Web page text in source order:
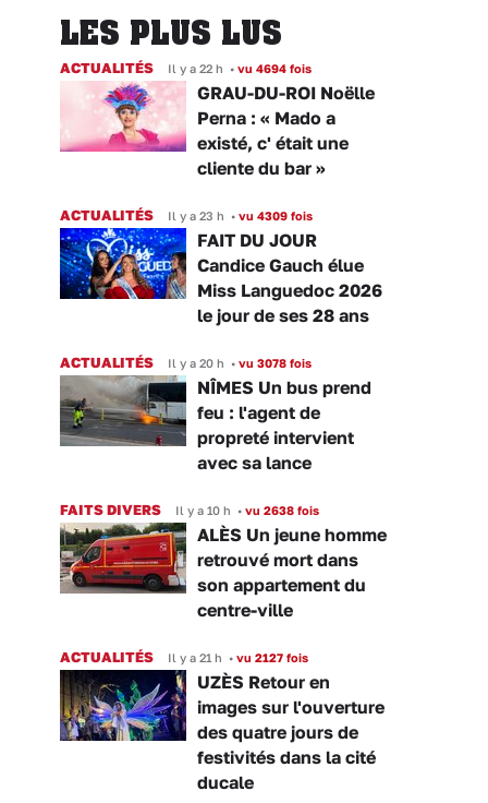
LES PLUS LUS
ACTUALITÉS Il y a 22 h • vu 4694 fois
GRAU-DU-ROI Noëlle
Perna : « Mado a
existé, c' était une
cliente du bar »
ACTUALITÉS Il y a 23 h • vu 4309 fois
FAIT DU JOUR
Candice Gauch élue
Miss Languedoc 2026
le jour de ses 28 ans
ACTUALITÉS Il y a 20 h • vu 3078 fois
NÎMES Un bus prend
feu : l'agent de
propreté intervient
avec sa lance
FAITS DIVERS Il y a 10 h • vu 2638 fois
ALÈS Un jeune homme
retrouvé mort dans
son appartement du
centre-ville
ACTUALITÉS Il y a 21 h • vu 2127 fois
UZÈS Retour en
images sur l'ouverture
des quatre jours de
festivités dans la cité
ducale